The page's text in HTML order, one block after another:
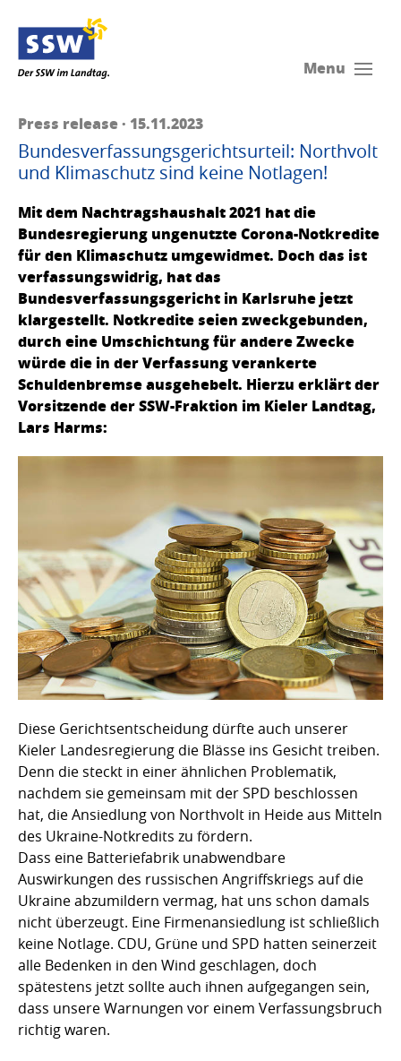
Menu
Press release · 15.11.2023
Bundesverfassungsgerichtsurteil: Northvolt
und Klimaschutz sind keine Notlagen!
Mit dem Nachtragshaushalt 2021 hat die
Bundesregierung ungenutzte Corona-Notkredite
für den Klimaschutz umgewidmet. Doch das ist
verfassungswidrig, hat das
Bundesverfassungsgericht in Karlsruhe jetzt
klargestellt. Notkredite seien zweckgebunden,
durch eine Umschichtung für andere Zwecke
würde die in der Verfassung verankerte
Schuldenbremse ausgehebelt. Hierzu erklärt der
Vorsitzende der SSW-Fraktion im Kieler Landtag,
Lars Harms:
Diese Gerichtsentscheidung dürfte auch unserer
Kieler Landesregierung die Blässe ins Gesicht treiben.
Denn die steckt in einer ähnlichen Problematik,
nachdem sie gemeinsam mit der SPD beschlossen
hat, die Ansiedlung von Northvolt in Heide aus Mitteln
des Ukraine-Notkredits zu fördern.
Dass eine Batteriefabrik unabwendbare
Auswirkungen des russischen Angriffskriegs auf die
Ukraine abzumildern vermag, hat uns schon damals
nicht überzeugt. Eine Firmenansiedlung ist schließlich
keine Notlage. CDU, Grüne und SPD hatten seinerzeit
alle Bedenken in den Wind geschlagen, doch
spätestens jetzt sollte auch ihnen aufgegangen sein,
dass unsere Warnungen vor einem Verfassungsbruch
richtig waren.